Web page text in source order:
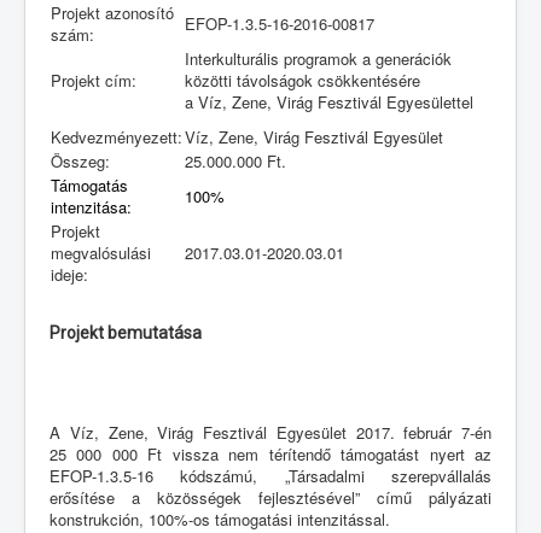
Projekt azonosító
szám:
EFOP-1.3.5-16-2016-00817
Projekt cím:
Interkulturális programok a generációk
közötti távolságok csökkentésére
a Víz, Zene, Virág Fesztivál Egyesülettel
Kedvezményezett:Víz, Zene, Virág Fesztivál Egyesület
Összeg:
25.000.000 Ft.
Támogatás
intenzitása:
100%
Projekt
megvalósulási
ideje:
2017.03.01-2020.03.01
Projekt bemutatása
A Víz, Zene, Virág Fesztivál Egyesület 2017. február 7-én
25 000 000 Ft vissza nem térítendő támogatást nyert az
EFOP-1.3.5-16 kódszámú, „Társadalmi szerepvállalás
erősítése a közösségek fejlesztésével” című pályázati
konstrukción, 100%-os támogatási intenzitással.